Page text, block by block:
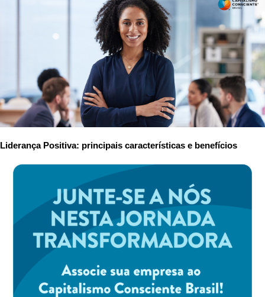
Liderança Positiva: principais características e benefícios